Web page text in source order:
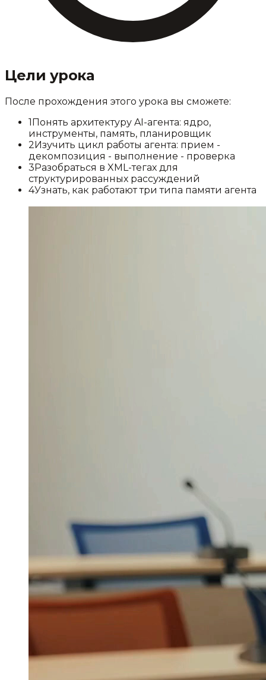
Цели урока
После прохождения этого урока вы сможете:
1 Понять архитектуру AI-агента: ядро,
инструменты, память, планировщик
2 Изучить цикл работы агента: прием -
декомпозиция - выполнение - проверка
3 Разобраться в XML-тегах для
структурированных рассуждений
4Узнать, как работают три типа памяти агента